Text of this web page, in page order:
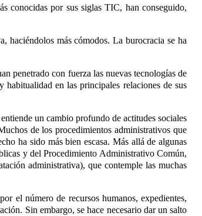
conocidas por sus siglas TIC, han conseguido,
haciéndolos más cómodos. La burocracia se ha
penetrado con fuerza las nuevas tecnologías de
en las principales relaciones de sus
un cambio profundo de actitudes sociales
de los procedimientos administrativos que
ha sido más bien escasa. Más allá de algunas
y del Procedimiento Administrativo Común,
administrativa), que contemple las muchas
el número de recursos humanos, expedientes,
Sin embargo, se hace necesario dar un salto